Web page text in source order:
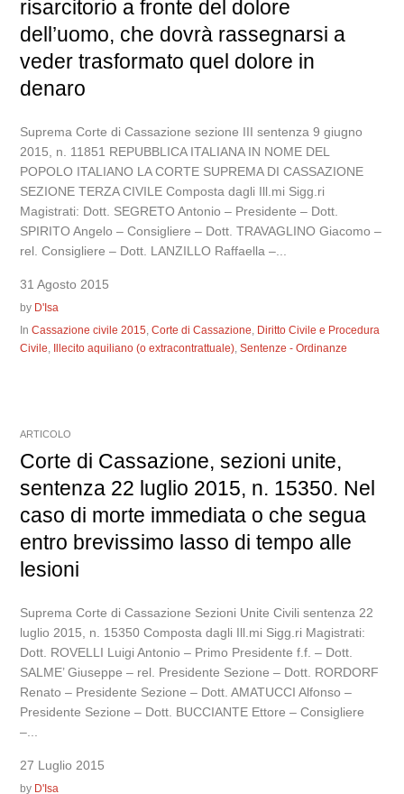
risarcitorio a fronte del dolore
dell’uomo, che dovrà rassegnarsi a
veder trasformato quel dolore in
denaro
Suprema Corte di Cassazione sezione III sentenza 9 giugno
2015, n. 11851 REPUBBLICA ITALIANA IN NOME DEL
POPOLO ITALIANO LA CORTE SUPREMA DI CASSAZIONE
SEZIONE TERZA CIVILE Composta dagli Ill.mi Sigg.ri
Magistrati: Dott. SEGRETO Antonio – Presidente – Dott.
SPIRITO Angelo – Consigliere – Dott. TRAVAGLINO Giacomo –
rel. Consigliere – Dott. LANZILLO Raffaella –...
31 Agosto 2015
by D'Isa
InCassazione civile 2015,Corte di Cassazione, Diritto Civile e Procedura
Civile, Illecito aquiliano (o extracontrattuale),Sentenze - Ordinanze
ARTICOLO
Corte di Cassazione, sezioni unite,
sentenza 22 luglio 2015, n. 15350. Nel
caso di morte immediata o che segua
entro brevissimo lasso di tempo alle
lesioni
Suprema Corte di Cassazione Sezioni Unite Civili sentenza 22
luglio 2015, n. 15350 Composta dagli Ill.mi Sigg.ri Magistrati:
Dott. ROVELLI Luigi Antonio – Primo Presidente f.f. – Dott.
SALME’ Giuseppe – rel. Presidente Sezione – Dott. RORDORF
Renato – Presidente Sezione – Dott. AMATUCCI Alfonso –
Presidente Sezione – Dott. BUCCIANTE Ettore – Consigliere
–...
27 Luglio 2015
by D'Isa